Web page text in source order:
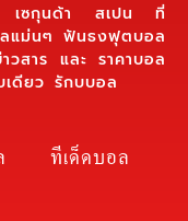
เซกุนด้า สเปน ที่
แม่นๆ ฟันธงฟุตบอล
สาร และ ราคาบอล
เดียว รักบบอล
ทีเด็ดบอล